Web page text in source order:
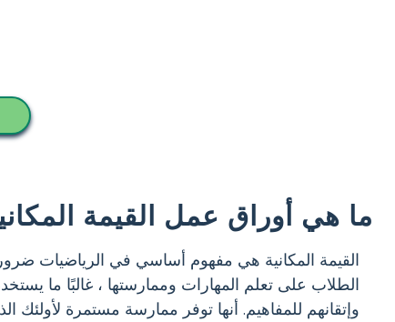
ما هي أوراق عمل القيمة
القيمة المكانية هي مفهوم أساسي في الرياضيات
الطلاب على تعلم المهارات وممارستها ، غالبًا ما
وإتقانهم للمفاهيم. أنها توفر ممارسة مستمرة